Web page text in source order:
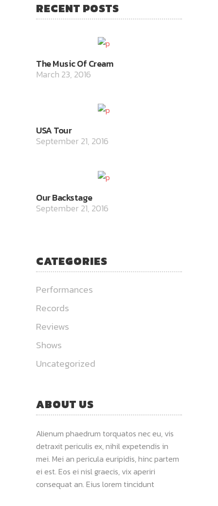
RECENT POSTS
The Music Of Cream
March 23, 2016
USA Tour
September 21, 2016
Our Backstage
September 21, 2016
CATEGORIES
Performances
Records
Reviews
Shows
Uncategorized
ABOUT US
Alienum phaedrum torquatos nec eu, vis
detraxit periculis ex, nihil expetendis in
mei. Mei an pericula euripidis, hinc partem
ei est. Eos ei nisl graecis, vix aperiri
consequat an. Eius lorem tincidunt